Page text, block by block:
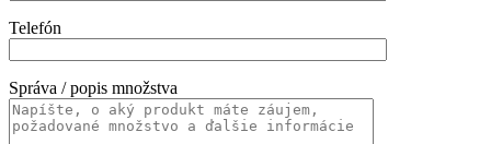
Telefón
Správa / popis množstva